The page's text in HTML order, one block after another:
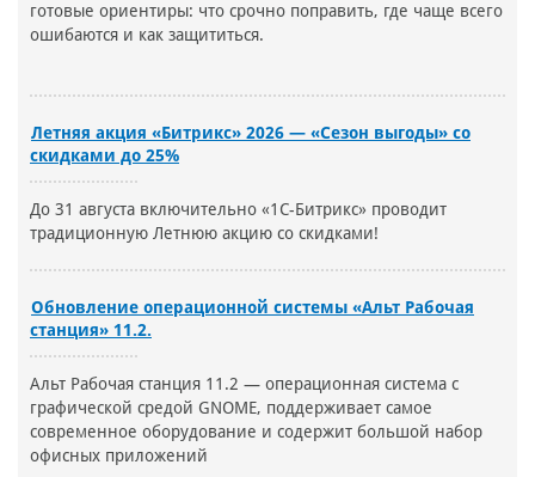
готовые ориентиры: что срочно поправить, где чаще всего
ошибаются и как защититься.
Летняя акция «Битрикс» 2026 — «Сезон выгоды» со
скидками до 25%
До 31 августа включительно «1С-Битрикс» проводит
традиционную Летнюю акцию со скидками!
Обновление операционной системы «Альт Рабочая
станция» 11.2.
Альт Рабочая станция 11.2 — операционная система с
графической средой GNOME, поддерживает самое
современное оборудование и содержит большой набор
офисных приложений